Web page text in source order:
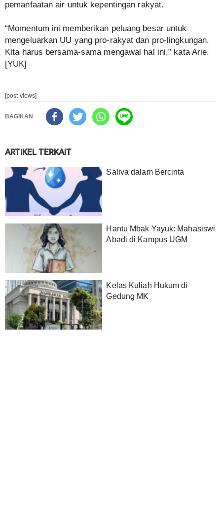
pemanfaatan air untuk kepentingan rakyat.
“Momentum ini memberikan peluang besar untuk
mengeluarkan UU yang pro-rakyat dan pro-lingkungan.
Kita harus bersama-sama mengawal hal ini,” kata Arie.
[YUK]
[post-views]
BAGIKAN
ARTIKEL TERKAIT
Saliva dalam Bercinta
Hantu Mbak Yayuk: Mahasiswi
Abadi di Kampus UGM
Kelas Kuliah Hukum di
Gedung MK